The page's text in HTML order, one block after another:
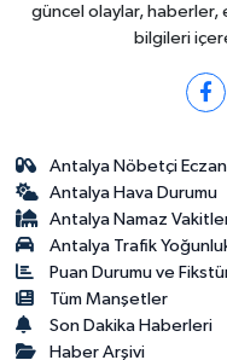
güncel olaylar, haberler,
bilgileri
Antalya Nöbetçi
Antalya Hava Durumu
Antalya Namaz
Antalya Trafik
Puan Durumu ve
Tüm Manşetler
Son Dakika Haberleri
Haber Arşivi